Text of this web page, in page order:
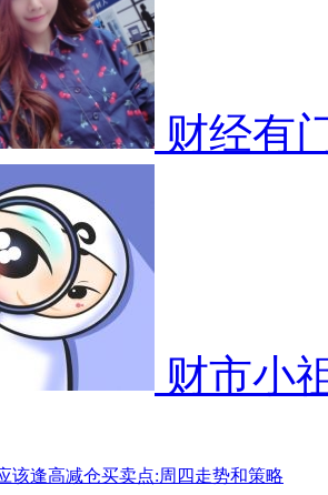
财经有
财市小
该逢高减仓买卖点:周四走势和策略